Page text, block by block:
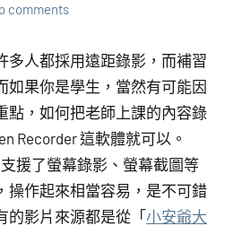
comments
多人都採用遠距錄影，而補習
如果你是學生，當然有可能因
點，如何把老師上課的內容錄
Recorder 這軟體就可以。
支援了螢幕錄影、螢幕截圖等
操作起來相當容易，是不可錯
的影片來源都是從「小安爺大